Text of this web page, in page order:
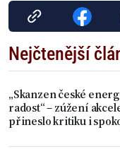
Nejčtenější
„Skanzen české
radost“ – zúžení
přineslo kritiku i